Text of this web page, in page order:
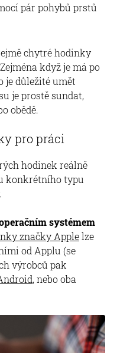
pár pohybů prstů
chytré hodinky
když je má po
je důležité umět
je prostě sundat,
obědě.
pro práci
hodinek reálně
konkrétního typu
systémem
značky Applelze
od Applu (se
výrobců pak
, nebo oba